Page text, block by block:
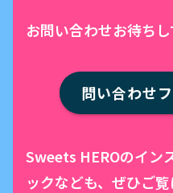
お問い合わせお待ちし
問い合わせ
Sweets HEROのイン
ックなども、ぜひご